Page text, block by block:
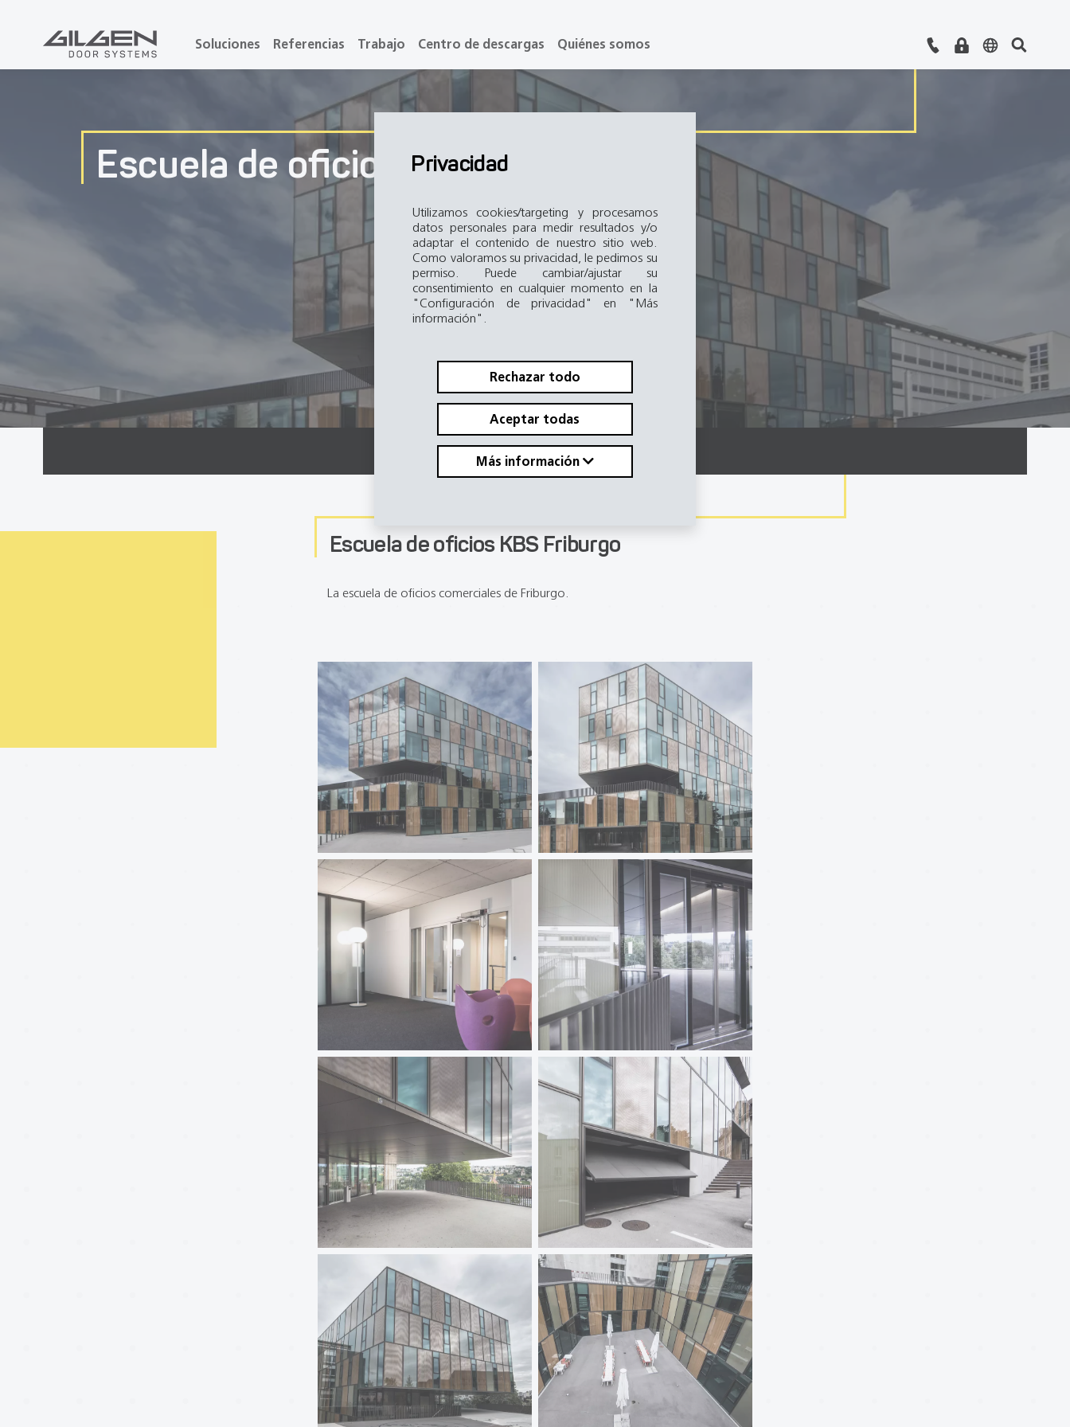
Privacidad
Utilizamos cookies/targeting y procesamos
datos personales para medir resultados y/o
adaptar el contenido de nuestro sitio web.
Como valoramos su privacidad, le pedimos su
permiso. Puede cambiar/ajustar su
consentimiento en cualquier momento en la
"Configuración de privacidad" en "Más
información".
Rechazar todo
Aceptar todas
Más información
Soluciones Referencias Trabajo Centro de descargas Quiénes somos
Escuela de oficios KBS Friburgo
Escuela de oficios KBS Friburgo
La escuela de oficios comerciales de Friburgo.